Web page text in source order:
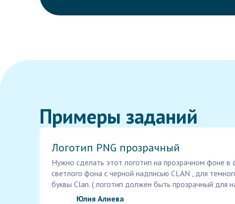
Примеры заданий
Логотип PNG прозрачный
Нужно сделать этот логотип на прозрачном фоне в
светлого фона с черной надписью CLAN , для
буквы Clan. ( логотип должен быть прозрачный для
Юлия Алиева